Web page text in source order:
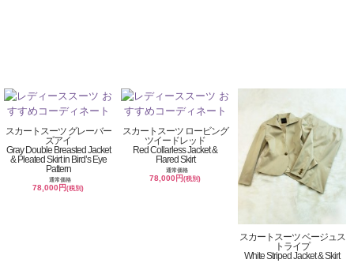
スカートスーツ グレーバー
ズアイ
Gray Double Breasted Jacket
& Pleated Skirt in Bird’s Eye
Pattern
通常価格
78,000円(税別)
スカートスーツ ロービング
ツイードレッド
Red Collarless Jacket &
Flared Skirt
通常価格
78,000円(税別)
スカートスーツ ベージュス
トライプ
White Striped Jacket & Skirt